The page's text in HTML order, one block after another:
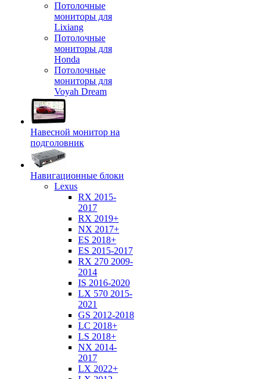
Потолочные
мониторы для
Lixiang
Потолочные
мониторы для
Honda
Потолочные
мониторы для
Voyah Dream
Навесной монитор на
подголовник
Навигационные блоки
Lexus
RX 2015-
2017
RX 2019+
NX 2017+
ES 2018+
ES 2015-2017
RX 270 2009-
2014
IS 2016-2020
LX 570 2015-
2021
GS 2012-2018
LC 2018+
LS 2018+
NX 2014-
2017
LX 2022+